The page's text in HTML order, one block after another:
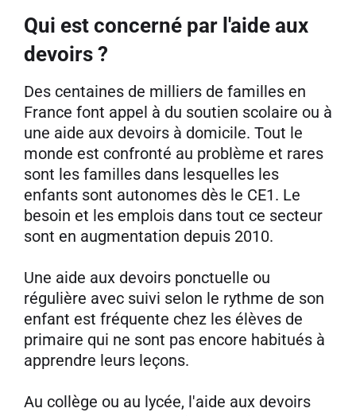
Qui est concerné par l'aide aux
devoirs ?
Des centaines de milliers de familles en
France font appel à du soutien scolaire ou à
une aide aux devoirs à domicile. Tout le
monde est confronté au problème et rares
sont les familles dans lesquelles les
enfants sont autonomes dès le CE1. Le
besoin et les emplois dans tout ce secteur
sont en augmentation depuis 2010.
Une aide aux devoirs ponctuelle ou
régulière avec suivi selon le rythme de son
enfant est fréquente chez les élèves de
primaire qui ne sont pas encore habitués à
apprendre leurs leçons.
Au collège ou au lycée, l'aide aux devoirs